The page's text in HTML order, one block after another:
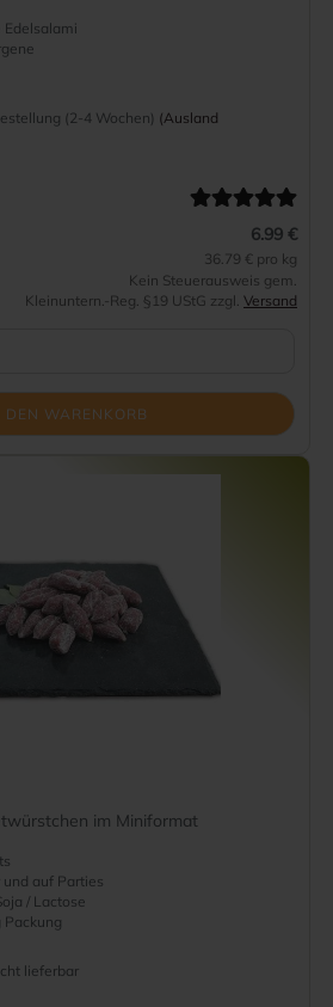
Edelsalami
(2-4 Wochen) (Ausland
6.99 €
36.79 € pro kg
Kein Steuerausweis gem.
Kleinuntern.-Reg. §19 UStG zzgl. Versand
DEN WARENKORB
im Miniformat
auf Parties
/ Lactose
Packung
lieferbar